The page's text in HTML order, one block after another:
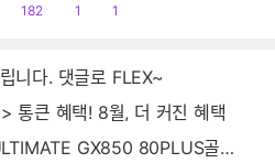
읽
182
공1
댓1
니다. 댓글로 FLEX~
통큰 혜택! 8월, 더 커진 혜택
80PLUS골드 풀모듈러 ATX3.0 블랙